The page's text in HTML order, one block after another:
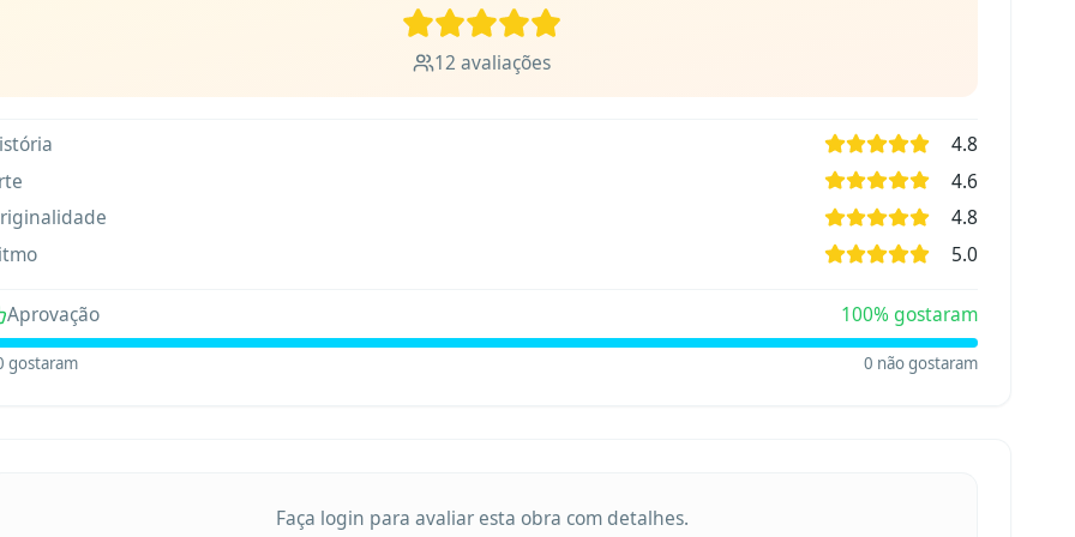
12 avaliações
4.8
4.6
4.8
5.0
Aprovação 100% gostaram
gostaram 0 não gostaram
Faça login para avaliar esta obra com detalhes.